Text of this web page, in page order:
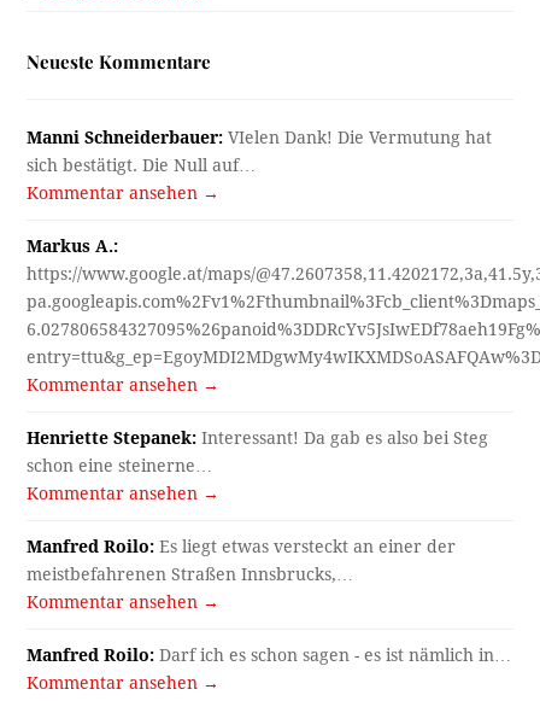
Neueste Kommentare
Manni Schneiderbauer: VIelen Dank! Die Vermutung hat
sich bestätigt. Die Null auf…
Kommentar ansehen →
Markus A.:
https://www.google.at/maps/
Kommentar ansehen →
Henriette Stepanek: Interessant! Da gab es also bei Steg
schon eine steinerne…
Kommentar ansehen →
Manfred Roilo: Es liegt etwas versteckt an einer der
meistbefahrenen Straßen Innsbrucks,…
Kommentar ansehen →
Manfred Roilo: Darf ich es schon sagen - es ist nämlich in…
Kommentar ansehen →